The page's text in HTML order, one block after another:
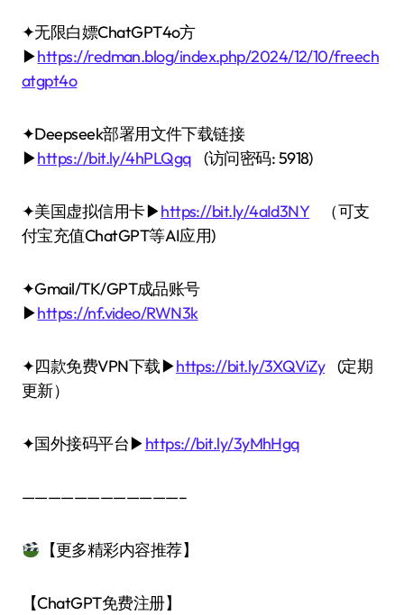
✦无限白嫖ChatGPT4o方
▶https://redman.blog/index.php/2024/12/10/freech
atgpt4o
✦Deepseek部署用文件下载链接
▶https://bit.ly/4hPLQgq (访问密码: 5918)
✦美国虚拟信用卡▶https://bit.ly/4aId3NY（可支
付宝充值ChatGPT等AI应用)
✦Gmail/TK/GPT成品账号
▶https://nf.video/RWN3k
✦四款免费VPN下载▶https://bit.ly/3XQViZy(定期
更新）
✦国外接码平台▶https://bit.ly/3yMhHgq
————————————–
【更多精彩内容推荐】
【ChatGPT免费注册】